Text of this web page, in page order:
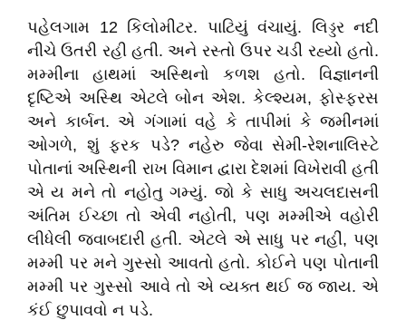
પહેલગામ 12 કિલોમીટર. પાટિયું વંચાયું. લિડ્ડર નદી
નીચે ઉતરી રહી હતી. અને રસ્તો ઉપર ચડી રહ્યો હતો.
મમ્મીના હાથમાં અસ્થિનો કળશ હતો. વિજ્ઞાનની
દૃષ્ટિએ અસ્થિ એટલે બોન એશ. કેલ્શ્યમ, ફોસ્ફરસ
અને કાર્બન. એ ગંગામાં વહે કે તાપીમાં કે જમીનમાં
ઓગળે, શું ફરક પડે? નહેરુ જેવા સેમી-રેશનાલિસ્ટે
પોતાનાં અસ્થિની રાખ વિમાન દ્વારા દેશમાં વિખેરાવી હતી
એ ય મને તો નહોતુ ગમ્યું. જો કે સાધુ અચલદાસની
અંતિમ ઈચ્છા તો એવી નહોતી, પણ મમ્મીએ વહોરી
લીધેલી જવાબદારી હતી. એટલે એ સાધુ પર નહીં, પણ
મમ્મી પર મને ગુસ્સો આવતો હતો. કોઈને પણ પોતાની
મમ્મી પર ગુસ્સો આવે તો એ વ્યક્ત થઈ જ જાય. એ
કંઈ છુપાવવો ન પડે.